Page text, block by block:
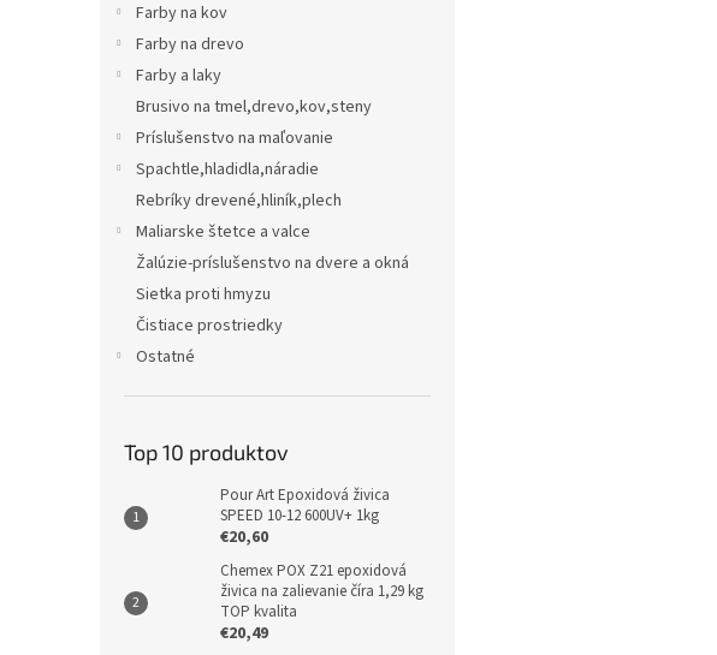
Farby na kov
Farby na drevo
Farby a laky
Brusivo na tmel,drevo,kov,steny
Príslušenstvo na maľovanie
Spachtle,hladidla,náradie
Rebríky drevené,hliník,plech
Maliarske štetce a valce
Žalúzie-príslušenstvo na dvere a okná
Sietka proti hmyzu
Čistiace prostriedky
Ostatné
Top 10 produktov
Pour Art Epoxidová živica
SPEED 10-12 600UV+ 1kg
€20,60
Chemex POX Z21 epoxidová
živica na zalievanie číra 1,29 kg
TOP kvalita
€20,49